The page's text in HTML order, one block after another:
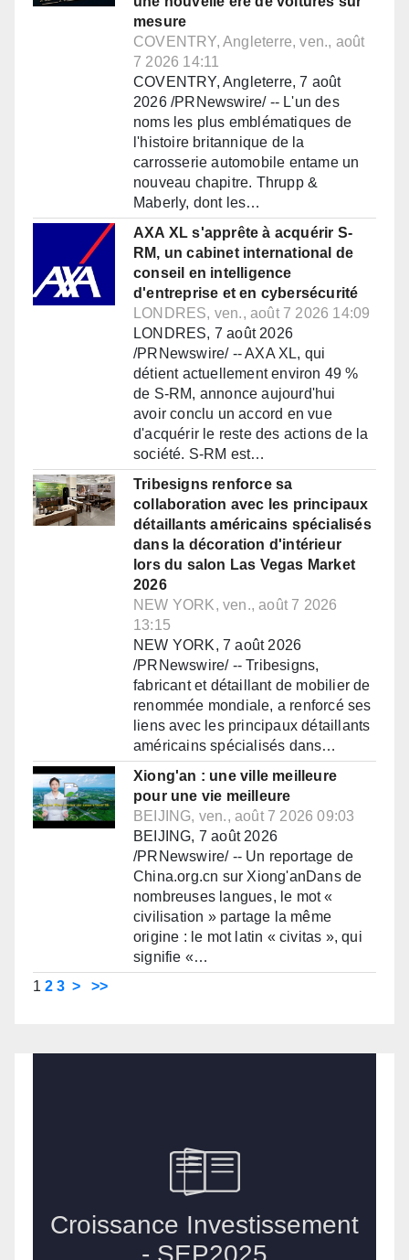
mesure
COVENTRY, Angleterre, ven., août
7 2026 14:11
COVENTRY, Angleterre, 7 août
2026 /PRNewswire/ -- L'un des
noms les plus emblématiques de
l'histoire britannique de la
carrosserie automobile entame un
nouveau chapitre. Thrupp &
Maberly, dont les…
AXA XL s'apprête à acquérir S-
RM, un cabinet international de
conseil en intelligence
d'entreprise et en cybersécurité
LONDRES, ven., août 7 2026 14:09
LONDRES, 7 août 2026
/PRNewswire/ -- AXA XL, qui
détient actuellement environ 49 %
de S-RM, annonce aujourd'hui
avoir conclu un accord en vue
d'acquérir le reste des actions de la
société. S-RM est…
Tribesigns renforce sa
collaboration avec les principaux
détaillants américains spécialisés
dans la décoration d'intérieur
lors du salon Las Vegas Market
2026
NEW YORK, ven., août 7 2026
13:15
NEW YORK, 7 août 2026
/PRNewswire/ -- Tribesigns,
fabricant et détaillant de mobilier de
renommée mondiale, a renforcé ses
liens avec les principaux détaillants
américains spécialisés dans…
Xiong'an : une ville meilleure
pour une vie meilleure
BEIJING, ven., août 7 2026 09:03
BEIJING, 7 août 2026
/PRNewswire/ -- Un reportage de
China.org.cn sur Xiong'anDans de
nombreuses langues, le mot «
civilisation » partage la même
origine : le mot latin « civitas », qui
signifie «…
1 2 3 > >>